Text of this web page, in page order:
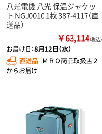
八光電機 八光 保温ジャケッ
ト NGJ0010 1枚 387-4117（直
送品）
￥63,114（税込）
お届け日：8月12日（水）
直送品 ＭＲＯ商品取扱店２
からお届け